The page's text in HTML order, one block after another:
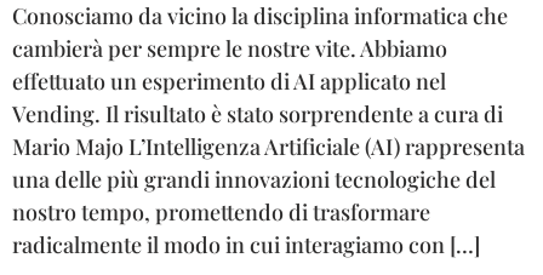
Conosciamo da vicino la disciplina informatica che
cambierà per sempre le nostre vite. Abbiamo
effettuato un esperimento di AI applicato nel
Vending. Il risultato è stato sorprendente a cura di
Mario Majo L’Intelligenza Artificiale (AI) rappresenta
una delle più grandi innovazioni tecnologiche del
nostro tempo, promettendo di trasformare
radicalmente il modo in cui interagiamo con […]